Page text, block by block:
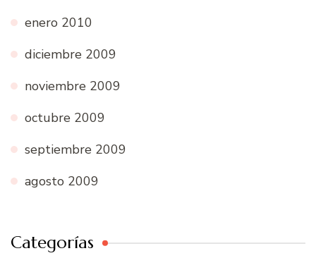
enero 2010
diciembre 2009
noviembre 2009
octubre 2009
septiembre 2009
agosto 2009
Categorías